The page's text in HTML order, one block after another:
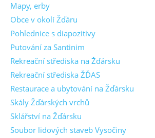
Mapy, erby
Obce v okolí Žďáru
Pohlednice s diapozitivy
Putování za Santinim
Rekreační střediska na Žďársku
Rekreační střediska ŽĎAS
Restaurace a ubytování na Žďársku
Skály Žďárských vrchů
Sklářství na Žďársku
Soubor lidových staveb Vysočiny